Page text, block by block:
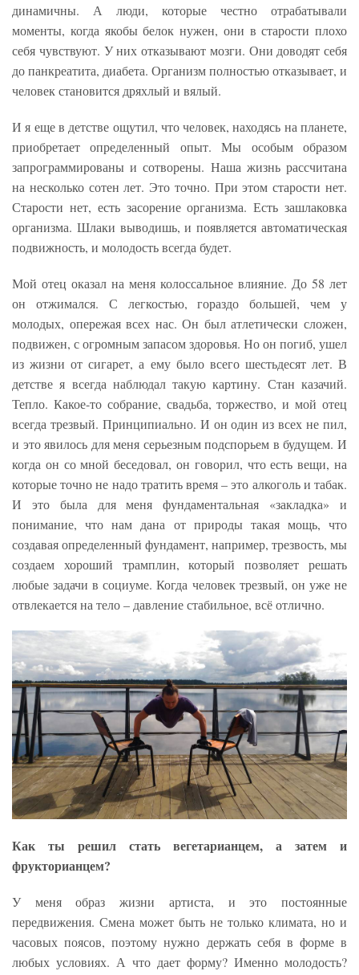
динамичны. А люди, которые честно отрабатывали
моменты, когда якобы белок нужен, они в старости плохо
себя чувствуют. У них отказывают мозги. Они доводят себя
до панкреатита, диабета. Организм полностью отказывает, и
человек становится дряхлый и вялый.
И я еще в детстве ощутил, что человек, находясь на планете,
приобретает определенный опыт. Мы особым образом
запрограммированы и сотворены. Наша жизнь рассчитана
на несколько сотен лет. Это точно. При этом старости нет.
Старости нет, есть засорение организма. Есть зашлаковка
организма. Шлаки выводишь, и появляется автоматическая
подвижность, и молодость всегда будет.
Мой отец оказал на меня колоссальное влияние. До 58 лет
он отжимался. С легкостью, гораздо большей, чем у
молодых, опережая всех нас. Он был атлетически сложен,
подвижен, с огромным запасом здоровья. Но он погиб, ушел
из жизни от сигарет, а ему было всего шестьдесят лет. В
детстве я всегда наблюдал такую картину. Стан казачий.
Тепло. Какое-то собрание, свадьба, торжество, и мой отец
всегда трезвый. Принципиально. И он один из всех не пил,
и это явилось для меня серьезным подспорьем в будущем. И
когда он со мной беседовал, он говорил, что есть вещи, на
которые точно не надо тратить время – это алкоголь и табак.
И это была для меня фундаментальная «закладка» и
понимание, что нам дана от природы такая мощь, что
создавая определенный фундамент, например, трезвость, мы
создаем хороший трамплин, который позволяет решать
любые задачи в социуме. Когда человек трезвый, он уже не
отвлекается на тело – давление стабильное, всё отлично.
Как ты решил стать вегетарианцем, а затем и
фрукторианцем?
У меня образ жизни артиста, и это постоянные
передвижения. Смена может быть не только климата, но и
часовых поясов, поэтому нужно держать себя в форме в
любых условиях. А что дает форму? Именно молодость?